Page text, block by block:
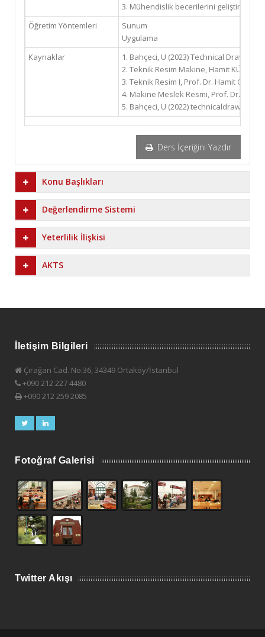
3. Mühendislik becerilerini geliştirecek
Öğretim Yöntemleri
Sunum
Uygulama
Kaynaklar
1. Bahçeci, U (2023) Technical
2. Teknik Resim Makine, Hamit KÜÇÜK,
3. Teknik Resim I, Prof. Dr. Hamit
4. Makine Meslek Resmi, Prof. Dr. Nejat
5. Bahçeci, U (2022) technicaldrawpy
Ders İçeriğini Yazdır
Konu Başlıkları
Değerlendirme Sistemi
Yeterlilik İlişkisi
AKTS
İletişim Bilgileri
Çırağan Cad. No:36, 34349 Ortaköy/İstanbul
+090 212 227 4480
+090 212 259 2085
Fotoğraf Galerisi
Twitter Akışı